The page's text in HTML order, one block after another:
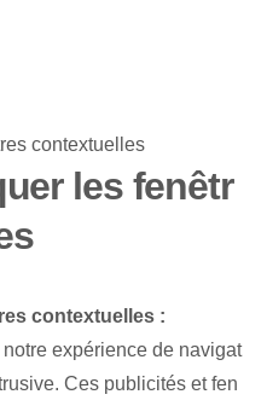
les fenêtr
contextuelles :
expérience de navigat
Ces publicités et fen